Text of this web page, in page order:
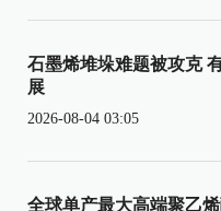
石墨烯堆垛难题被攻克
展
2026-08-04 03:05
全球单产最大高端聚乙